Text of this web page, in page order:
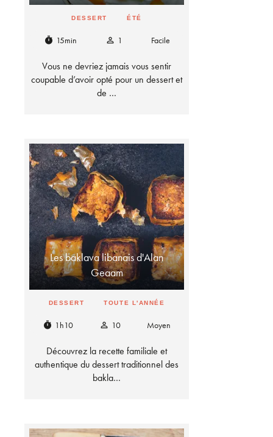
DESSERT ÉTÉ
timer 15min person_outline 1 Facile
Vous ne devriez jamais vous sentir
coupable d’avoir opté pour un dessert et
de …
Les baklava libanais d'Alan
Geaam
DESSERT TOUTE L'ANNÉE
timer 1h10 person_outline 10 Moyen
Découvrez la recette familiale et
authentique du dessert traditionnel des
bakla…